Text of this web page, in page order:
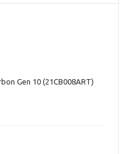
Gen 10 (21CB008ART)